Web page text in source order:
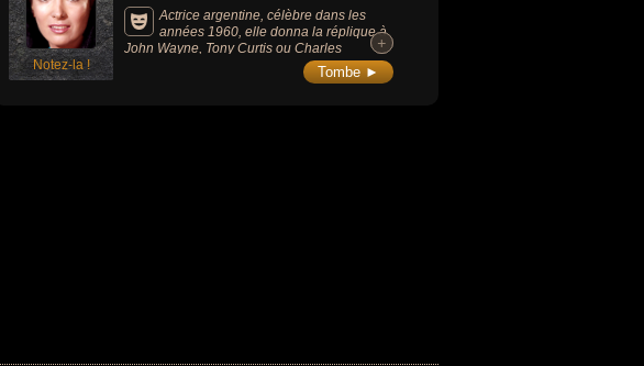
Notez-la !
Actrice argentine, célèbre dans les
années 1960, elle donna la réplique à
John Wayne, Tony Curtis ou Charles
Bronson. Elle a joué dans « Comanche »
(1956), « Alamo » (1960), « Les Deux
+
+
Tombe ►